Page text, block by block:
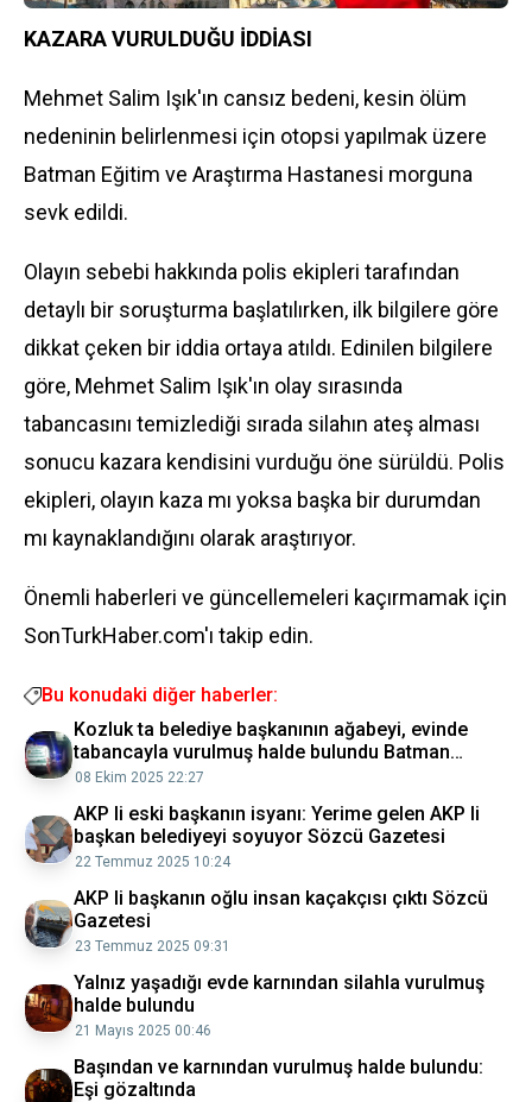
KAZARA VURULDUĞU İDDİASI
Mehmet Salim Işık'ın cansız bedeni, kesin ölüm
nedeninin belirlenmesi için otopsi yapılmak üzere
Batman Eğitim ve Araştırma Hastanesi morguna
sevk edildi.
Olayın sebebi hakkında polis ekipleri tarafından
detaylı bir soruşturma başlatılırken, ilk bilgilere göre
dikkat çeken bir iddia ortaya atıldı. Edinilen bilgilere
göre, Mehmet Salim Işık'ın olay sırasında
tabancasını temizlediği sırada silahın ateş alması
sonucu kazara kendisini vurduğu öne sürüldü. Polis
ekipleri, olayın kaza mı yoksa başka bir durumdan
mı kaynaklandığını olarak araştırıyor.
Önemli haberleri ve güncellemeleri kaçırmamak için
SonTurkHaber.com'ı takip edin.
Bu konudaki diğer haberler:
Kozluk ta belediye başkanının ağabeyi, evinde
tabancayla vurulmuş halde bulundu Batman
Haberleri
08 Ekim 2025 22:27
AKP li eski başkanın isyanı: Yerime gelen AKP li
başkan belediyeyi soyuyor Sözcü Gazetesi
22 Temmuz 2025 10:24
AKP li başkanın oğlu insan kaçakçısı çıktı Sözcü
Gazetesi
23 Temmuz 2025 09:31
Yalnız yaşadığı evde karnından silahla vurulmuş
halde bulundu
21 Mayıs 2025 00:46
Başından ve karnından vurulmuş halde bulundu:
Eşi gözaltında